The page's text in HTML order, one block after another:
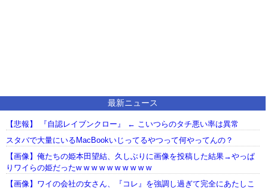
最新ニュース
【悲報】 『自認レイブンクロー』 ← こいつらのタチ悪い率は異常
スタバで大量にいるMacBookいじってるやつって何やってんの？
【画像】俺たちの姫本田望結、久しぶりに画像を投稿した結果→やっぱ
りワイらの姫だったw w w w w w w w w w
【画像】ワイの会社の女さん、『コレ』を強調し過ぎて完全にあたしこ